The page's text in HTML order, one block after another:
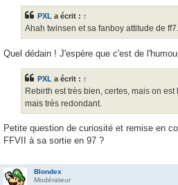
PXL a écrit : ↑
Ahah twinsen et sa fanboy attitude de
Quel dédain ! J'espère que c'est de
PXL a écrit : ↑
Rebirth est très bien, certes, mais on
mais très redondant.
Petite question de curiosité et remise en
FFVII à sa sortie en 97 ?
Blondex
Modérateur